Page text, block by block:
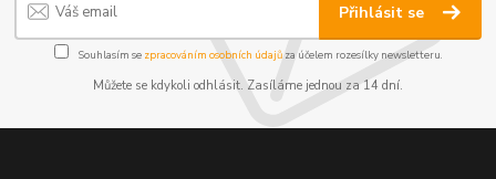
Přihlásit se
Souhlasím se zpracováním osobních údajůza účelem rozesílky newsletteru.
Můžete se kdykoli odhlásit. Zasíláme jednou za 14 dní.